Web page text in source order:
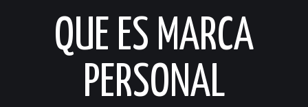
QUE ES MARCA
PERSONAL